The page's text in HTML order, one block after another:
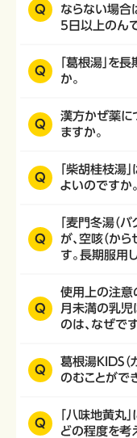
Q
ならない場合
5日以上のん
Q
「葛根湯」を
か。
Q
漢方かぜ薬
ますか。
Q
「柴胡桂枝湯
よいのですか。
Q
「麦門冬湯（
が、空咳（か
す。長期服用
Q
使用上の注意の
月未満の乳児
のは、なぜで
Q
葛根湯KIDS（
のむことがで
Q
「八味地黄丸
どの程度を考